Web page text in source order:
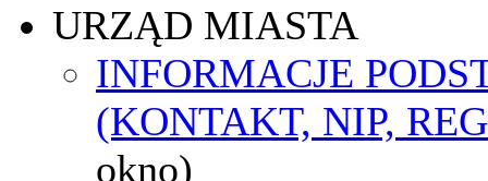
URZĄD MIASTA
INFORMACJE
(KONTAKT, NIP,
okno)